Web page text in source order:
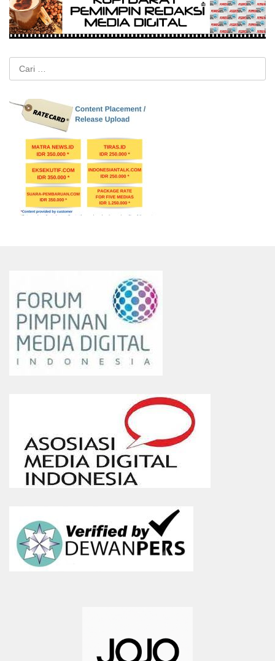
Cari
untuk: